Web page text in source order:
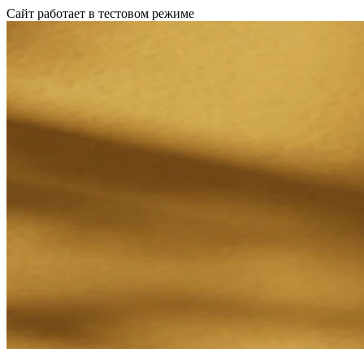
Сайт работает в тестовом режиме